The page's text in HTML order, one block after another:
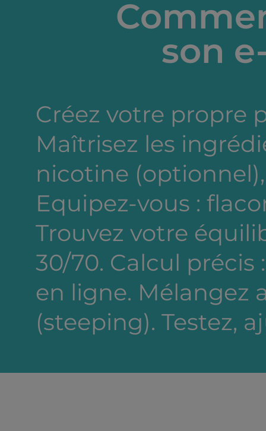
son
Créez votre propre
Maîtrisez les
nicotine
Equipez-vous :
Trouvez votre
30/70. Calcul
en ligne. Mélangez
(steeping). Testez,